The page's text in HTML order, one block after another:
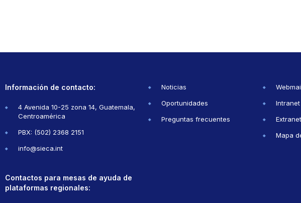
Información de contacto:
4 Avenida 10-25 zona 14, Guatemala,
Centroamérica
PBX: (502) 2368 2151
info@sieca.int
Contactos para mesas de ayuda de
plataformas regionales:
Noticias
Oportunidades
Preguntas frecuentes
Intranet
Extranet
Mapa